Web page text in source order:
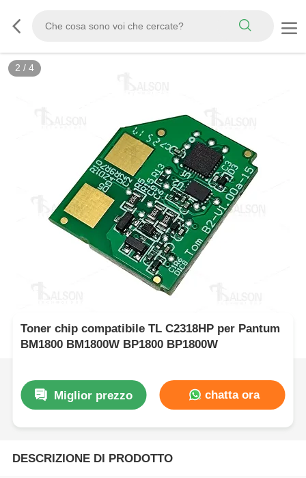
2 / 4
Toner chip compatibile TL C2318HP per Pantum
BM1800 BM1800W BP1800 BP1800W
Miglior prezzo chatta ora
DESCRIZIONE DI PRODOTTO